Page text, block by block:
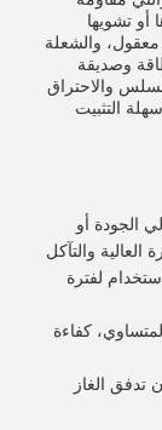
أو تشويها
معقول، والشعلة
وصديقة
والاحتراق
التثبيت
الجودة أو
العالية والتآكل
لفترة
كفاءة
تدفق الغاز